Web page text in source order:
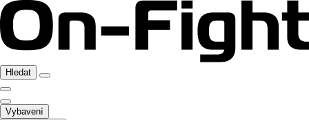
Hledat
Vybavení